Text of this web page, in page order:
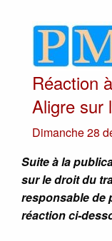
Réaction
Aligre sur
Dimanche 28
Suite à la
sur le droit du
responsable de
réaction ci-